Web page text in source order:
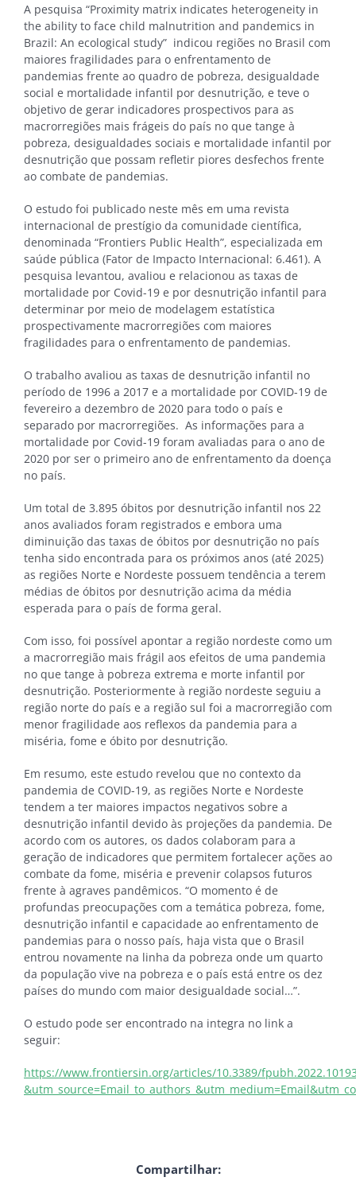
A pesquisa “Proximity matrix indicates heterogeneity in
the ability to face child malnutrition and pandemics in
Brazil: An ecological study” indicou regiões no Brasil com
maiores fragilidades para o enfrentamento de
pandemias frente ao quadro de pobreza, desigualdade
social e mortalidade infantil por desnutrição, e teve o
objetivo de gerar indicadores prospectivos para as
macrorregiões mais frágeis do país no que tange à
pobreza, desigualdades sociais e mortalidade infantil por
desnutrição que possam refletir piores desfechos frente
ao combate de pandemias.
O estudo foi publicado neste mês em uma revista
internacional de prestígio da comunidade científica,
denominada “Frontiers Public Health”, especializada em
saúde pública (Fator de Impacto Internacional: 6.461). A
pesquisa levantou, avaliou e relacionou as taxas de
mortalidade por Covid-19 e por desnutrição infantil para
determinar por meio de modelagem estatística
prospectivamente macrorregiões com maiores
fragilidades para o enfrentamento de pandemias.
O trabalho avaliou as taxas de desnutrição infantil no
período de 1996 a 2017 e a mortalidade por COVID-19 de
fevereiro a dezembro de 2020 para todo o país e
separado por macrorregiões. As informações para a
mortalidade por Covid-19 foram avaliadas para o ano de
2020 por ser o primeiro ano de enfrentamento da doença
no país.
Um total de 3.895 óbitos por desnutrição infantil nos 22
anos avaliados foram registrados e embora uma
diminuição das taxas de óbitos por desnutrição no país
tenha sido encontrada para os próximos anos (até 2025)
as regiões Norte e Nordeste possuem tendência a terem
médias de óbitos por desnutrição acima da média
esperada para o país de forma geral.
Com isso, foi possível apontar a região nordeste como um
a macrorregião mais frágil aos efeitos de uma pandemia
no que tange à pobreza extrema e morte infantil por
desnutrição. Posteriormente à região nordeste seguiu a
região norte do país e a região sul foi a macrorregião com
menor fragilidade aos reflexos da pandemia para a
miséria, fome e óbito por desnutrição.
Em resumo, este estudo revelou que no contexto da
pandemia de COVID-19, as regiões Norte e Nordeste
tendem a ter maiores impactos negativos sobre a
desnutrição infantil devido às projeções da pandemia. De
acordo com os autores, os dados colaboram para a
geração de indicadores que permitem fortalecer ações ao
combate da fome, miséria e prevenir colapsos futuros
frente à agraves pandêmicos. “O momento é de
profundas preocupações com a temática pobreza, fome,
desnutrição infantil e capacidade ao enfrentamento de
pandemias para o nosso país, haja vista que o Brasil
entrou novamente na linha da pobreza onde um quarto
da população vive na pobreza e o país está entre os dez
países do mundo com maior desigualdade social…”.
O estudo pode ser encontrado na integra no link a
seguir:
https://www.frontiersin.org/articles/10.3389/
Compartilhar: